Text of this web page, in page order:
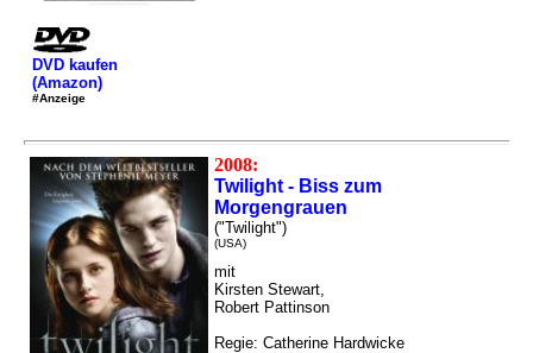
DVD kaufen
(Amazon)
#Anzeige
2008:
Twilight - Biss zum
Morgengrauen
("Twilight")
(USA)
mit
Kirsten Stewart,
Robert Pattinson
Regie: Catherine Hardwicke